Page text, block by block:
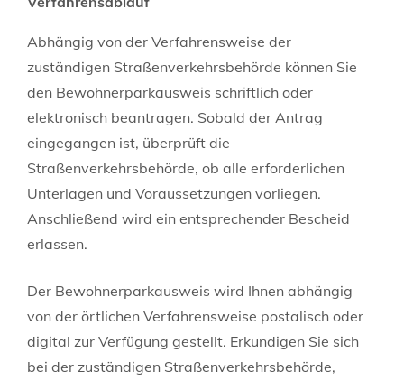
Abhängig von der Verfahrensweise der
zuständigen Straßenverkehrsbehörde können Sie
den Bewohnerparkausweis schriftlich oder
elektronisch beantragen. Sobald der Antrag
eingegangen ist, überprüft die
Straßenverkehrsbehörde, ob alle erforderlichen
Unterlagen und Voraussetzungen vorliegen.
Anschließend wird ein entsprechender Bescheid
erlassen.
Der Bewohnerparkausweis wird Ihnen abhängig
von der örtlichen Verfahrensweise postalisch oder
digital zur Verfügung gestellt. Erkundigen Sie sich
bei der zuständigen Straßenverkehrsbehörde,